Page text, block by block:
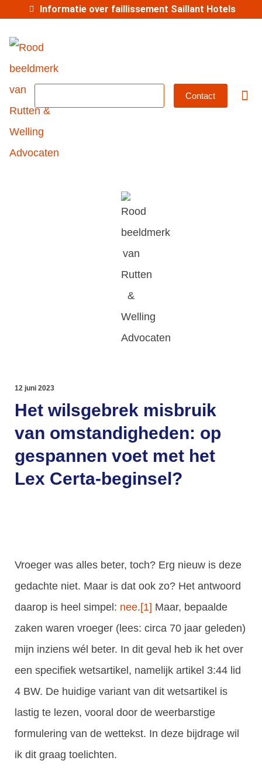
Informatie over faillissement Saillant Hotels
Contact
12 juni 2023
Het wilsgebrek misbruik
van omstandigheden: op
gespannen voet met het
Lex Certa-beginsel?
Vroeger was alles beter, toch? Erg nieuw is deze
gedachte niet. Maar is dat ook zo? Het antwoord
daarop is heel simpel: nee.[1] Maar, bepaalde
zaken waren vroeger (lees: circa 70 jaar geleden)
mijn inziens wél beter. In dit geval heb ik het over
een specifiek wetsartikel, namelijk artikel 3:44 lid
4 BW. De huidige variant van dit wetsartikel is
lastig te lezen, vooral door de weerbarstige
formulering van de wettekst. In deze bijdrage wil
ik dit graag toelichten.